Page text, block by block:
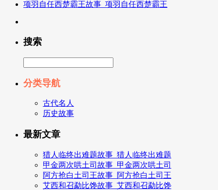
项羽自任西楚霸王故事_项羽自任西楚霸王
搜索
分类导航
古代名人
历史故事
最新文章
猎人临终出难题故事_猎人临终出难题
甲金两次哄土司故事_甲金两次哄土司
阿方抢白土司王故事_阿方抢白土司王
艾西和召勐比馋故事_艾西和召勐比馋